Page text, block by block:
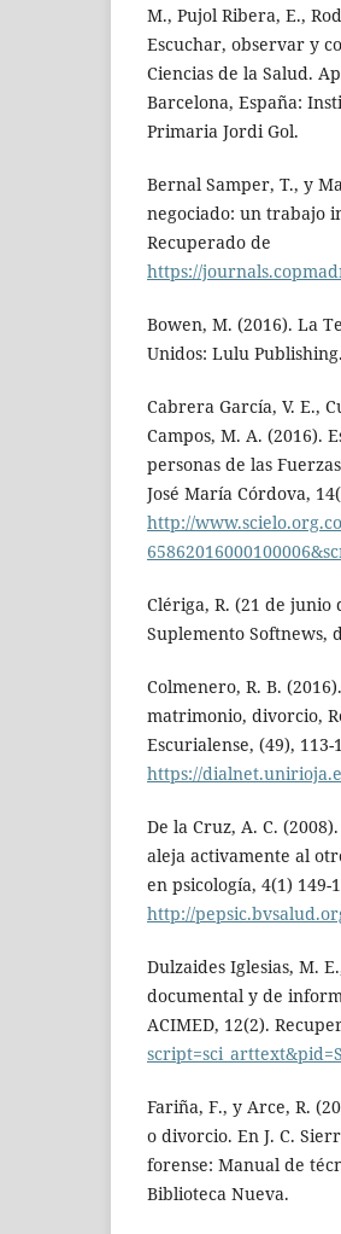
M., Pujol Ribera, E.,
Escuchar, observar y
Ciencias de la Salud.
Barcelona, España:
Primaria Jordi Gol.
Bernal Samper, T., y
negociado: un trabajo
Recuperado de
https://
Bowen, M. (2016). La
Unidos: Lulu Publishing.
Cabrera García, V. E.,
Campos, M. A. (2016).
personas de las
José María Córdova,
http://
Clériga, R. (21 de junio
Suplemento Softnews,
Colmenero, R. B.
matrimonio, divorcio,
Escurialense, (49),
https://
De la Cruz, A. C.
aleja activamente al
en psicología, 4(1) 149-
http://
Dulzaides Iglesias, M.
documental y de
ACIMED, 12(2).
Fariña, F., y Arce, R.
o divorcio. En J. C.
forense: Manual de
Biblioteca Nueva.